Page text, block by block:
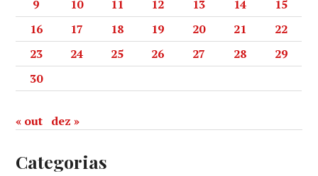
9
10 11 12 13 14
15
16
17 18 19 20 21
22
23
24 25 26 27 28
29
30
« out dez »
Categorias